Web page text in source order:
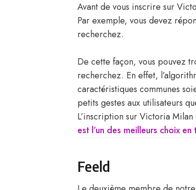
Avant de vous inscrire sur
Par exemple, vous devez
recherchez.
De cette façon, vous pouvez
recherchez. En effet,
caractéristiques communes
petits gestes aux utilisateurs
L’inscription sur Victoria
est l’un des meilleurs choix
Feeld